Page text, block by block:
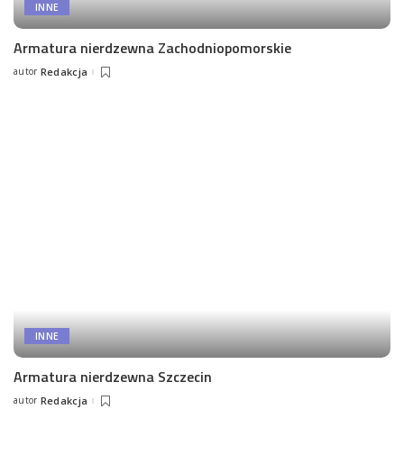
INNE
Armatura nierdzewna Zachodniopomorskie
Posted
autor Redakcja
INNE
Armatura nierdzewna Szczecin
Posted
autor Redakcja